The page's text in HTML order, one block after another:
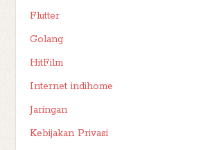
Flutter
Golang
HitFilm
Internet indihome
Jaringan
Kebijakan Privasi